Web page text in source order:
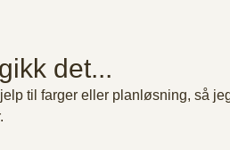
det...
til farger eller planløsning, så